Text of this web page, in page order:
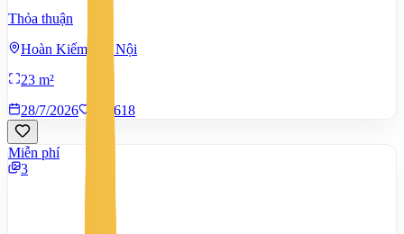
Thỏa thuận
Hoàn Kiếm, Hà Nội
23 m²
28/7/2026
618
Miễn phí
3